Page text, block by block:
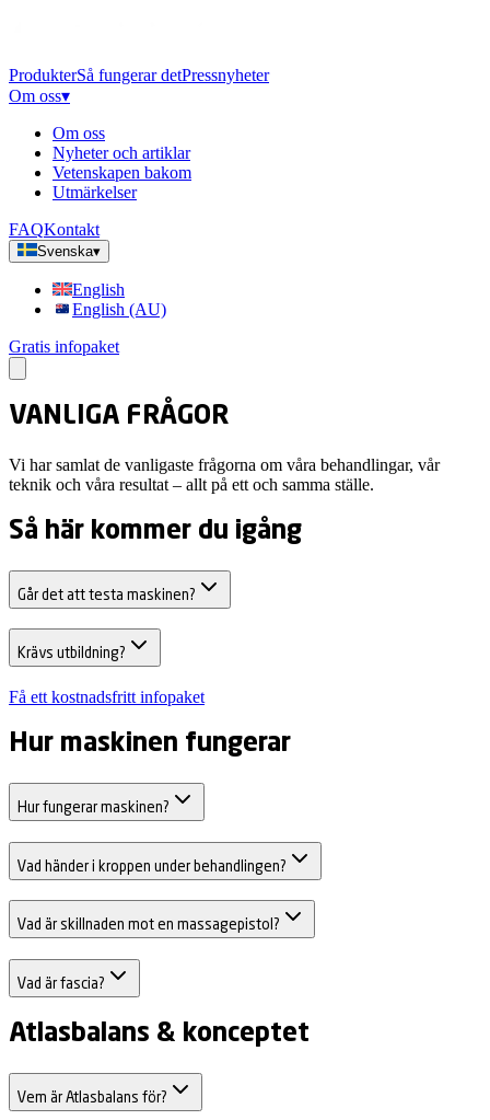
ProdukterSå fungerar detPressnyheter
Om oss▾
Om oss
Nyheter och artiklar
Vetenskapen bakom
Utmärkelser
FAQKontakt
Svenska▾
English
English (AU)
Gratis infopaket
VANLIGA FRÅGOR
Vi har samlat de vanligaste frågorna om våra behandlingar, vår
teknik och våra resultat – allt på ett och samma ställe.
Så här kommer du igång
Går det att testa maskinen?
Krävs utbildning?
Få ett kostnadsfritt infopaket
Hur maskinen fungerar
Hur fungerar maskinen?
Vad händer i kroppen under behandlingen?
Vad är skillnaden mot en massagepistol?
Vad är fascia?
Atlasbalans & konceptet
Vem är Atlasbalans för?